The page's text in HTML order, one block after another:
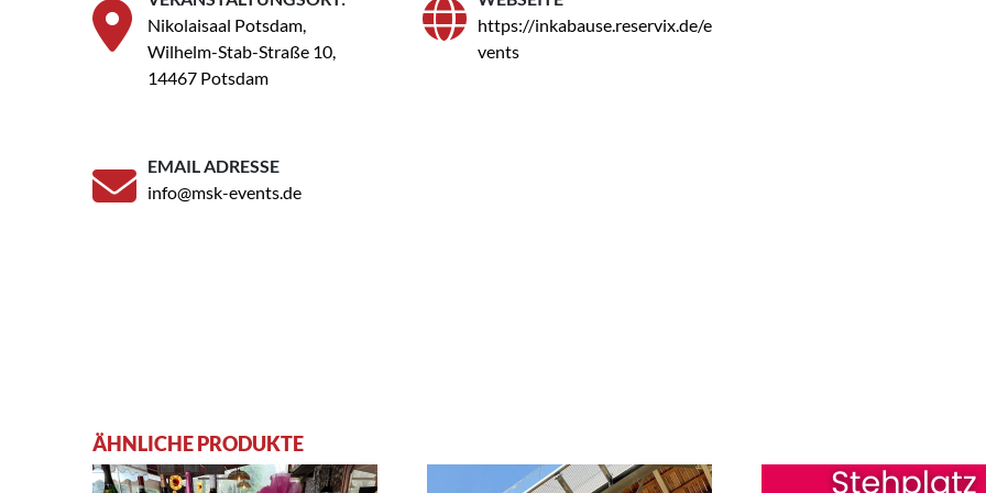
Nikolaisaal Potsdam,
Wilhelm-Stab-Straße 10,
14467 Potsdam
https://inkabause.reservix.de/e
vents
EMAIL ADRESSE
info@msk-events.de
ÄHNLICHE PRODUKTE